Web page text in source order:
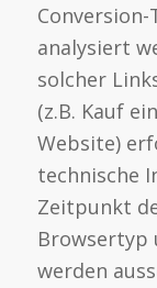
analysiert
solcher
(z.B. Kauf
Website)
technische
Zeitpunkt
Browsertyp
werden